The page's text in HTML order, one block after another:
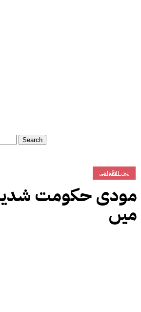
بین الاقوامی
مودی حکومت
میں